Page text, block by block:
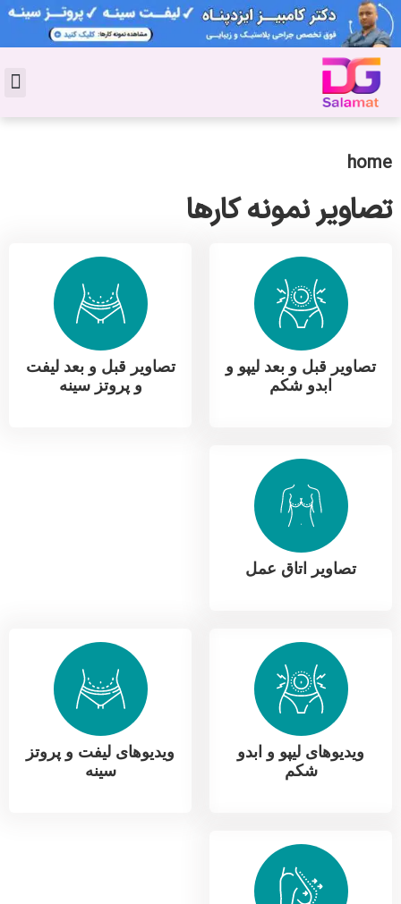
home
تصاویر نمونه کارها
تصاویر قبل و بعد لیپو و
ابدو شکم
تصاویر قبل و بعد لیفت
و پروتز سینه
تصاویر اتاق عمل
ویدیوهای لیپو و ابدو
شکم
ویدیوهای لیفت و پروتز
سینه